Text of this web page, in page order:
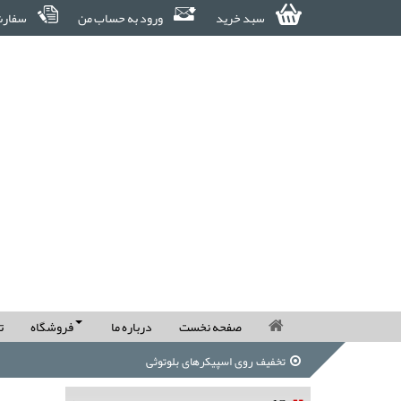
سبد خرید ورود به حساب من
صفحه نخست درباره ما فروشگاه
تخفیف روی اسپیکرهای بلوتوثی